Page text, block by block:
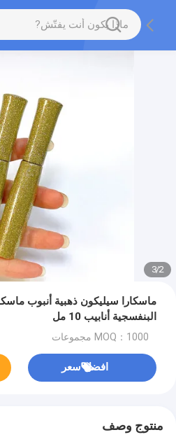
2
/
3
ماسكارا سيليكون ذهبية أنبوب
البنفسجية أنابيب 10 مل
MOQ：1000 مجموعات
افضل سعر
منتوج وصف